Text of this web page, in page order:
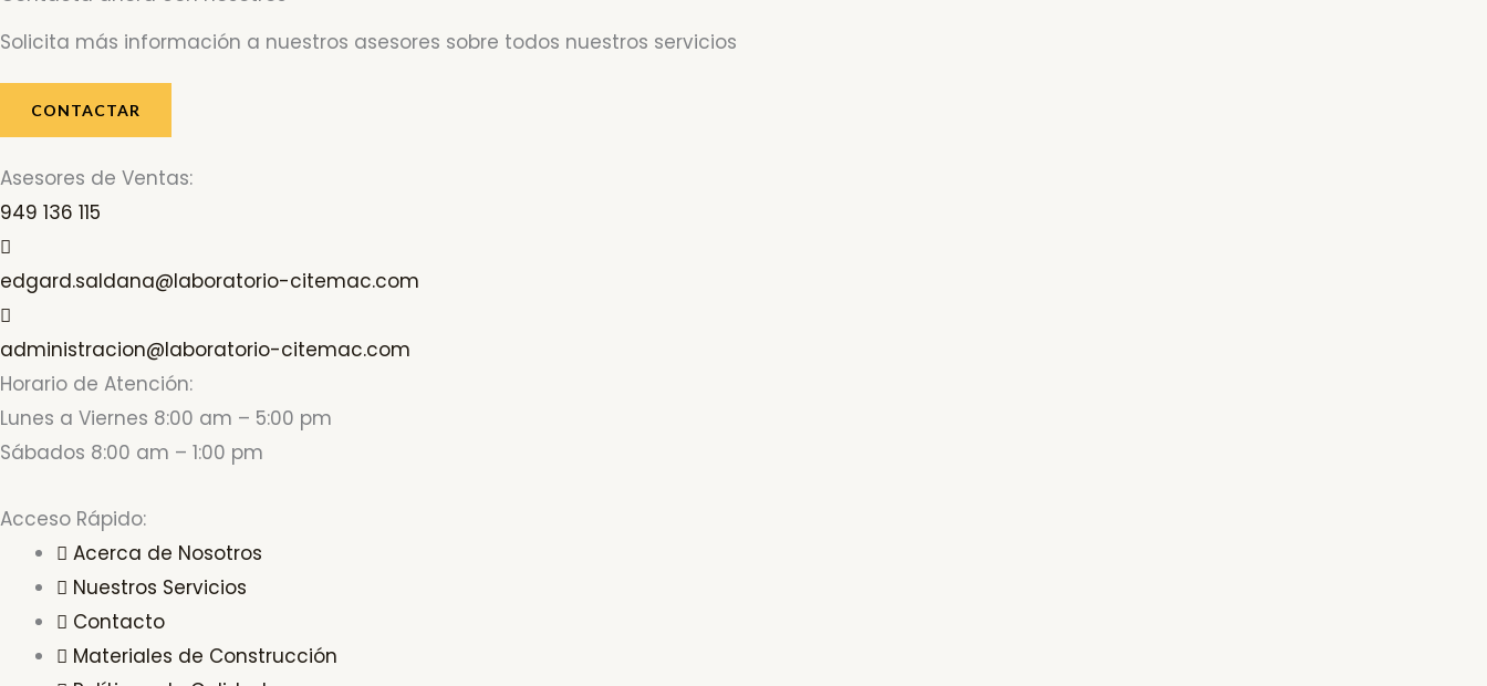
Solicita más información a nuestros asesores sobre todos nuestros servicios
CONTACTAR
Asesores de Ventas:
949 136 115
edgard.saldana@laboratorio-citemac.com
administracion@laboratorio-citemac.com
Horario de Atención:
Lunes a Viernes 8:00 am – 5:00 pm
Sábados 8:00 am – 1:00 pm
Acceso Rápido:
Acerca de Nosotros
Nuestros Servicios
Contacto
Materiales de Construcción